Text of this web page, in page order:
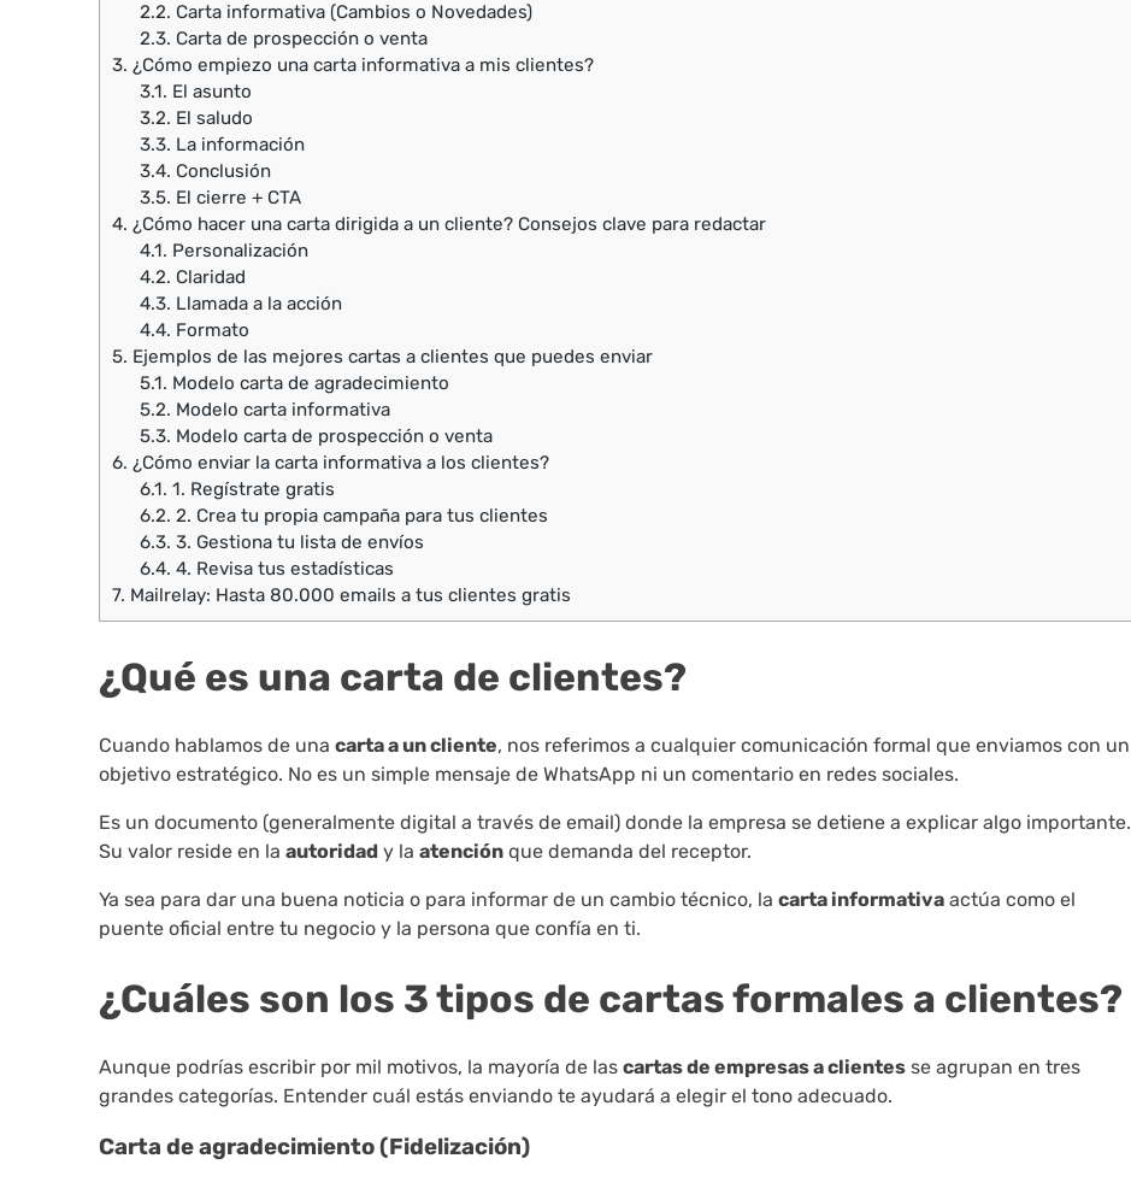
2.2. Carta informativa (Cambios o Novedades)
2.3. Carta de prospección o venta
3. ¿Cómo empiezo una carta informativa a mis clientes?
3.1. El asunto
3.2. El saludo
3.3. La información
3.4. Conclusión
3.5. El cierre + CTA
4. ¿Cómo hacer una carta dirigida a un cliente? Consejos clave para redactar
4.1. Personalización
4.2. Claridad
4.3. Llamada a la acción
4.4. Formato
5. Ejemplos de las mejores cartas a clientes que puedes enviar
5.1. Modelo carta de agradecimiento
5.2. Modelo carta informativa
5.3. Modelo carta de prospección o venta
6. ¿Cómo enviar la carta informativa a los clientes?
6.1. 1. Regístrate gratis
6.2. 2. Crea tu propia campaña para tus clientes
6.3. 3. Gestiona tu lista de envíos
6.4. 4. Revisa tus estadísticas
7. Mailrelay: Hasta 80.000 emails a tus clientes gratis
¿Qué es una carta de clientes?
Cuando hablamos de una carta a un cliente, nos referimos a cualquier comunicación formal que enviamos con un
objetivo estratégico. No es un simple mensaje de WhatsApp ni un comentario en redes sociales.
Es un documento (generalmente digital a través de email) donde la empresa se detiene a explicar algo importante.
Su valor reside en la autoridad y la atención que demanda del receptor.
Ya sea para dar una buena noticia o para informar de un cambio técnico, la carta informativa actúa como el
puente oficial entre tu negocio y la persona que confía en ti.
¿Cuáles son los 3 tipos de cartas formales a clientes?
Aunque podrías escribir por mil motivos, la mayoría de las cartas de empresas a clientes se agrupan en tres
grandes categorías. Entender cuál estás enviando te ayudará a elegir el tono adecuado.
Carta de agradecimiento (Fidelización)